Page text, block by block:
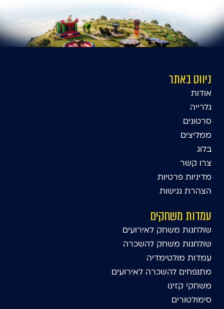
ניווט באתר
אודות
גלרייה
סרטונים
ממליצים
בלוג
צרו קשר
מדיניות פרטיות
הצהרת נגישות
עמדות משחקים
שולחנות משחק לאירועים
שולחנות משחק להשכרה
עמדות מולטימדיה
מתנפחים להשכרה לאירועים
משחקי קזינו
סימולטורים